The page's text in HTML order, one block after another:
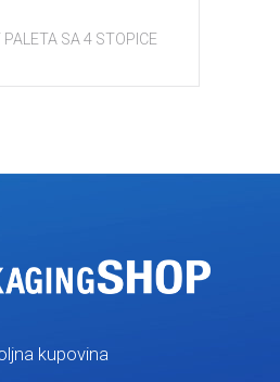
PALETA SA 4 STOPICE
kupovina